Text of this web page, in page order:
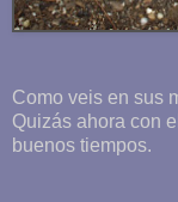
Como veis en sus
Quizás ahora con
buenos tiempos.